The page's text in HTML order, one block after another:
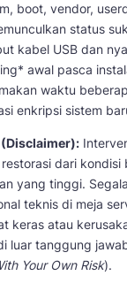
boot, vendor,
status
kabel USB dan
awal pasca
waktu
enkripsi sistem
dari kondisi
yang tinggi.
teknis di meja
keras atau
luar tanggung
Your Own Risk).